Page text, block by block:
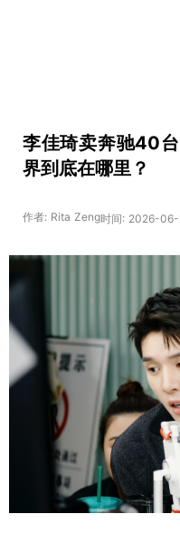
李佳琦卖奔驰40
界到底在哪里？
作者: Rita Zeng时间: 2026-06-